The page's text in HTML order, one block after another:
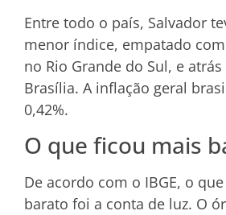
Entre todo o país, Salvador
menor índice, empatado
no Rio Grande do Sul, e
Brasília. A inflação geral
0,42%.
O que ficou mais
De acordo com o IBGE, o
barato foi a conta de luz. O